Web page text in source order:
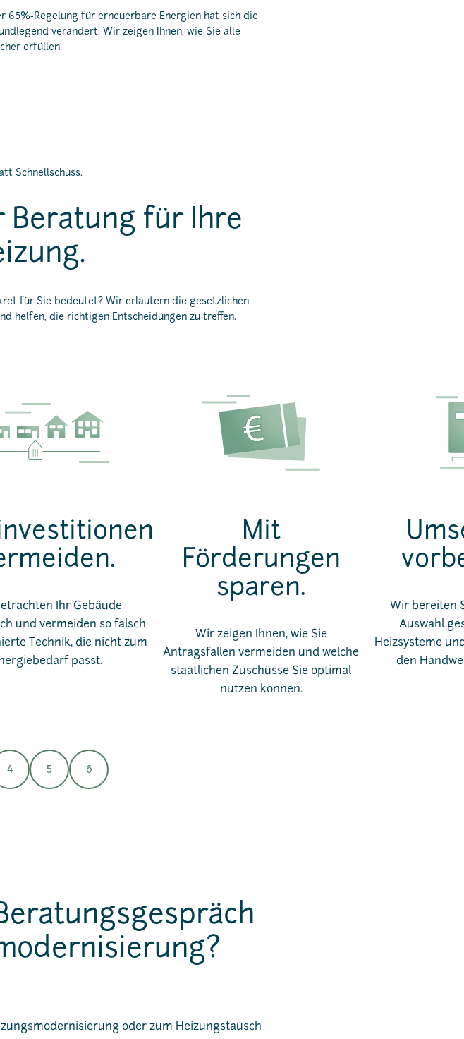
65%-Regelung für erneuerbare Energien hat sich die
verändert. Wir zeigen Ihnen, wie Sie alle
erfüllen.
Schnellschuss.
Beratung für Ihre
für Sie bedeutet? Wir erläutern die gesetzlichen
helfen, die richtigen Entscheidungen zu treffen.
Ihr Gebäude
und vermeiden so falsch
Technik, die nicht zum
passt.
Mit
Förderungen
sparen.
Wir zeigen Ihnen, wie Sie
Antragsfallen vermeiden und welche
staatlichen Zuschüsse Sie optimal
nutzen können.
Wir bereiten
Auswahl
Heizsysteme
den
4 5 6
oder zum Heizungstausch